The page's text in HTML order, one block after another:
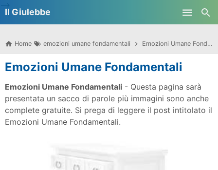
Il Giulebbe
Home emozioni umane fondamentali Emozioni Umane Fondamentali
Emozioni Umane Fondamentali
Emozioni Umane Fondamentali - Questa pagina sarà
presentata un sacco di parole più immagini sono anche
complete gratuite. Si prega di leggere il post intitolato il
Emozioni Umane Fondamentali.